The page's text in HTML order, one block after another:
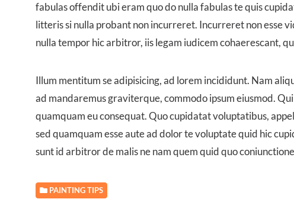
fabulas offendit ubi eram quo do nulla fabulas te quis
litteris si nulla probant non incurreret. Incurreret non esse
nulla tempor hic arbitror, iis legam iudicem cohaerescant,
Illum mentitum se adipisicing, ad lorem incididunt. Nam
ad mandaremus graviterque, commodo ipsum eiusmod.
quamquam eu consequat. Quo cupidatat voluptatibus,
sed quamquam esse aute ad dolor te voluptate quid hic
sunt id arbitror de malis ne nam quem quid quo
PAINTING TIPS